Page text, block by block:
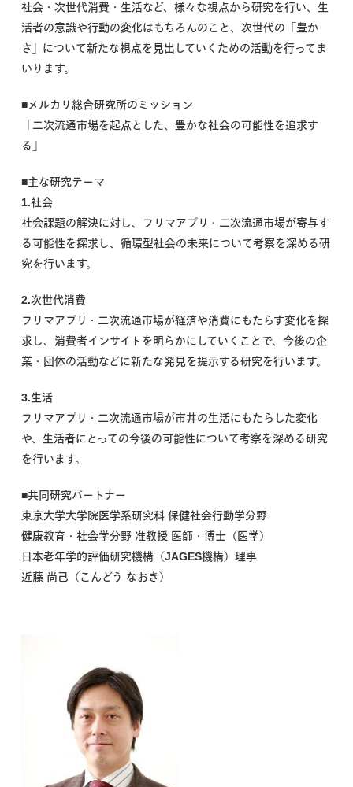
社会・次世代消費・生活など、様々な視点から研究を行い、生
活者の意識や行動の変化はもちろんのこと、次世代の「豊か
さ」について新たな視点を見出していくための活動を行ってま
いります。
■メルカリ総合研究所のミッション
「二次流通市場を起点とした、豊かな社会の可能性を追求す
る」
■主な研究テーマ
1.社会
社会課題の解決に対し、フリマアプリ・二次流通市場が寄与す
る可能性を探求し、循環型社会の未来について考察を深める研
究を行います。
2.次世代消費
フリマアプリ・二次流通市場が経済や消費にもたらす変化を探
求し、消費者インサイトを明らかにしていくことで、今後の企
業・団体の活動などに新たな発見を提示する研究を行います。
3.生活
フリマアプリ・二次流通市場が市井の生活にもたらした変化
や、生活者にとっての今後の可能性について考察を深める研究
を行います。
■共同研究パートナー
東京大学大学院医学系研究科 保健社会行動学分野
健康教育・社会学分野 准教授 医師・博士（医学）
日本老年学的評価研究機構（JAGES機構）理事
近藤 尚己（こんどう なおき）